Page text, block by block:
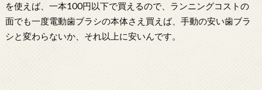
を使えば、一本100円以下で買えるので、ランニングコストの
面でも一度電動歯ブラシの本体さえ買えば、手動の安い歯ブラ
シと変わらないか、それ以上に安いんです。